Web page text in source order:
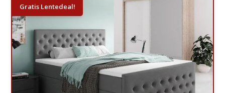
Gratis Lentedeal!